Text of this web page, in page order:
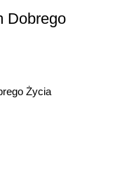
Dobrego
Życia